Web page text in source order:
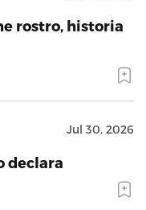
rostro, historia
Jul 30, 2026
declara